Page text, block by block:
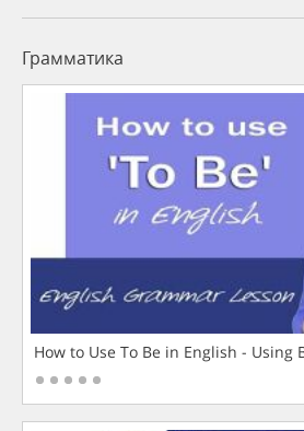
Грамматика
How to Use To Be in English - Using